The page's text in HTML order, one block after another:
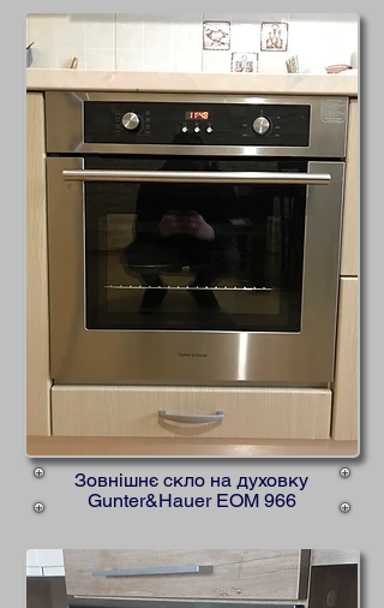
Зовнішнє скло на духовку
Gunter&Hauer EOM 966